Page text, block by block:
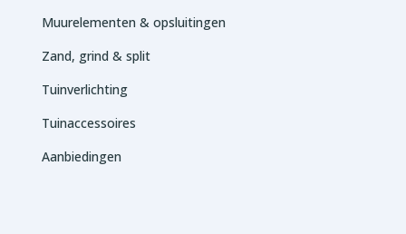
Muurelementen & opsluitingen
Zand, grind & split
Tuinverlichting
Tuinaccessoires
Aanbiedingen